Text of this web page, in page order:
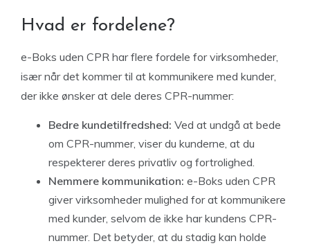
Hvad er fordelene?
e-Boks uden CPR har flere fordele for virksomheder,
især når det kommer til at kommunikere med kunder,
der ikke ønsker at dele deres CPR-nummer:
Bedre kundetilfredshed: Ved at undgå at bede
om CPR-nummer, viser du kunderne, at du
respekterer deres privatliv og fortrolighed.
Nemmere kommunikation: e-Boks uden CPR
giver virksomheder mulighed for at kommunikere
med kunder, selvom de ikke har kundens CPR-
nummer. Det betyder, at du stadig kan holde